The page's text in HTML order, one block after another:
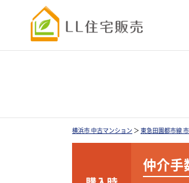
横浜市 中古マンション ＞ 東急田園都市線
仲介手